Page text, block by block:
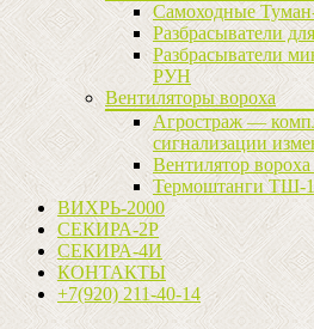
Самоходные
Разбрасыватели
Разбрасыватели
РУН
Вентиляторы вороха
Агростраж —
сигнализации
Вентилятор
Термоштанги ТШ-
ВИХРЬ-2000
СЕКИРА-2Р
СЕКИРА-4И
КОНТАКТЫ
+7(920) 211-40-14